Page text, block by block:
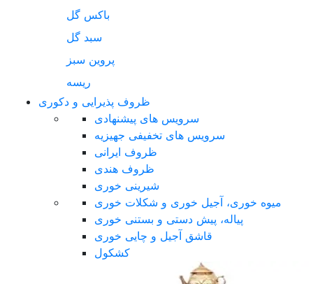
باکس گل
سبد گل
پروین سبز
ریسه
ظروف پذیرایی و دکوری
سرویس های پیشنهادی
سرویس های تخفیفی جهیزیه
ظروف ایرانی
ظروف هندی
شیرینی خوری
میوه خوری، آجیل خوری و شکلات خوری
پیاله، پیش دستی و بستنی خوری
قاشق آجیل و چایی خوری
کشکول